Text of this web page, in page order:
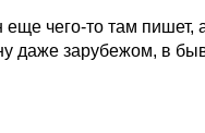
чего-то там пишет,
даже зарубежом, в